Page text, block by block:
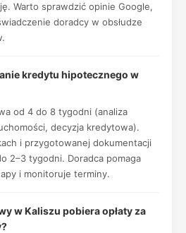
Warto sprawdzić opinie Google,
doradcy w obsłudze
kredytu hipotecznego w
od 4 do 8 tygodni (analiza
decyzja kredytowa).
i przygotowanej dokumentacji
2–3 tygodni. Doradca pomaga
i monitoruje terminy.
w Kaliszu pobiera opłaty za